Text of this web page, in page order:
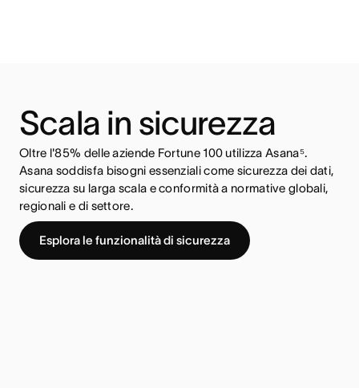
Scala in sicurezza
Oltre l'85% delle aziende Fortune 100 utilizza Asana⁵.
Asana soddisfa bisogni essenziali come sicurezza dei dati,
sicurezza su larga scala e conformità a normative globali,
regionali e di settore.
Esplora le funzionalità di sicurezza